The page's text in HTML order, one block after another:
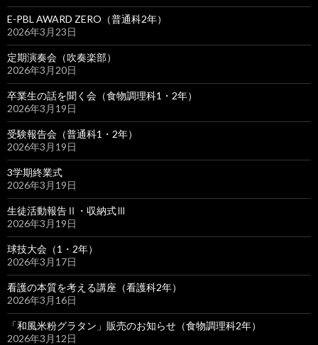
E-PBL AWARD ZERO（普通科2年）
2026年3月23日
定期演奏会（吹奏楽部）
2026年3月20日
卒業生の話を聞く会（食物調理科1・2年）
2026年3月19日
受験報告会（普通科1・2年）
2026年3月19日
3学期終業式
2026年3月19日
生徒活動報告Ⅱ・収納式Ⅲ
2026年3月19日
球技大会（1・2年）
2026年3月17日
看護の本質を考える講座（看護科2年）
2026年3月16日
「和風米粉グラタン」販売のお知らせ（食物調理科2年）
2026年3月12日